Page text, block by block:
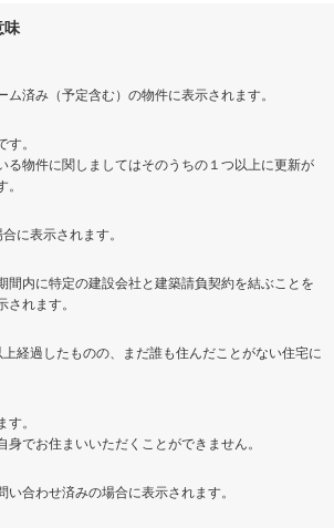
味
ム済み（予定含む）の物件に表示されます。
。
る物件に関しましてはそのうちの１つ以上に更新が
に表示されます。
間内に特定の建設会社と建築請負契約を結ぶことを
れます。
経過したものの、まだ誰も住んだことがない住宅に
。
でお住まいいただくことができません。
合わせ済みの場合に表示されます。